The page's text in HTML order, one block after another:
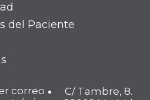
del Paciente
correo
C/ Tambre, 8.